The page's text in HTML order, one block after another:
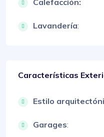
Calefacción:
Lavandería:
Características
Estilo
Garages: